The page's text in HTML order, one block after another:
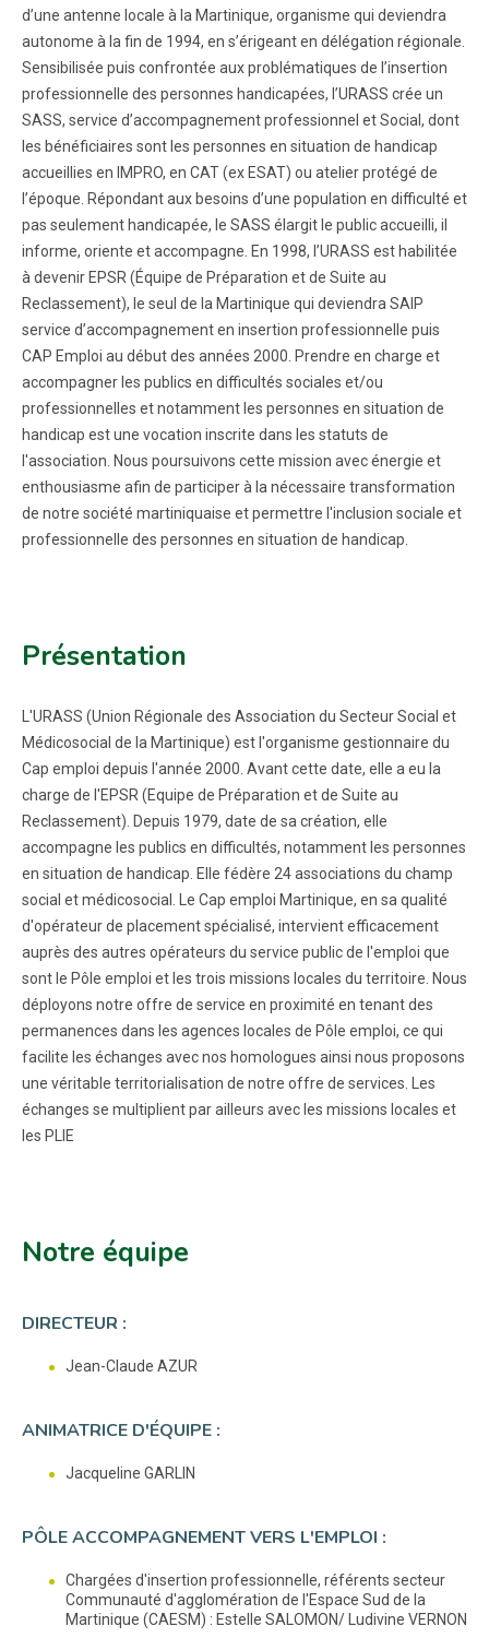
d’une antenne locale à la Martinique, organisme qui deviendra
autonome à la fin de 1994, en s’érigeant en délégation régionale.
Sensibilisée puis confrontée aux problématiques de l’insertion
professionnelle des personnes handicapées, l’URASS crée un
SASS, service d’accompagnement professionnel et Social, dont
les bénéficiaires sont les personnes en situation de handicap
accueillies en IMPRO, en CAT (ex ESAT) ou atelier protégé de
l’époque. Répondant aux besoins d’une population en difficulté et
pas seulement handicapée, le SASS élargit le public accueilli, il
informe, oriente et accompagne. En 1998, l’URASS est habilitée
à devenir EPSR (Équipe de Préparation et de Suite au
Reclassement), le seul de la Martinique qui deviendra SAIP
service d’accompagnement en insertion professionnelle puis
CAP Emploi au début des années 2000. Prendre en charge et
accompagner les publics en difficultés sociales et/ou
professionnelles et notamment les personnes en situation de
handicap est une vocation inscrite dans les statuts de
l'association. Nous poursuivons cette mission avec énergie et
enthousiasme afin de participer à la nécessaire transformation
de notre société martiniquaise et permettre l'inclusion sociale et
professionnelle des personnes en situation de handicap.
Présentation
L'URASS (Union Régionale des Association du Secteur Social et
Médicosocial de la Martinique) est l'organisme gestionnaire du
Cap emploi depuis l'année 2000. Avant cette date, elle a eu la
charge de l'EPSR (Equipe de Préparation et de Suite au
Reclassement). Depuis 1979, date de sa création, elle
accompagne les publics en difficultés, notamment les personnes
en situation de handicap. Elle fédère 24 associations du champ
social et médicosocial. Le Cap emploi Martinique, en sa qualité
d'opérateur de placement spécialisé, intervient efficacement
auprès des autres opérateurs du service public de l'emploi que
sont le Pôle emploi et les trois missions locales du territoire. Nous
déployons notre offre de service en proximité en tenant des
permanences dans les agences locales de Pôle emploi, ce qui
facilite les échanges avec nos homologues ainsi nous proposons
une véritable territorialisation de notre offre de services. Les
échanges se multiplient par ailleurs avec les missions locales et
les PLIE
Notre équipe
DIRECTEUR :
Jean-Claude AZUR
ANIMATRICE D'ÉQUIPE :
Jacqueline GARLIN
PÔLE ACCOMPAGNEMENT VERS L'EMPLOI :
Chargées d'insertion professionnelle, référents secteur
Communauté d'agglomération de l'Espace Sud de la
Martinique (CAESM) : Estelle SALOMON/ Ludivine VERNON